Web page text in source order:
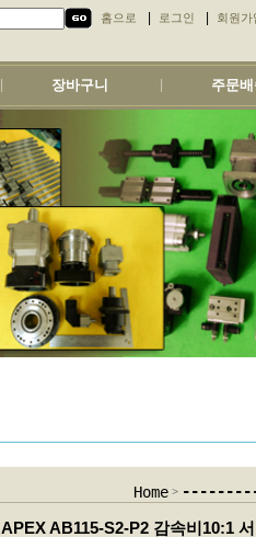
홈으로 로그인 회원가
장바구니 주문배
Home >
APEX AB115-S2-P2 감속비10:1